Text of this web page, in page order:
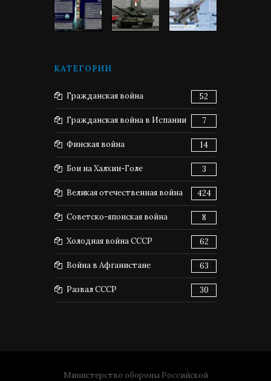
КАТЕГОРИИ
Гражданская война 52
Гражданская война в Испании 7
Финская война 14
Бои на Халхин-Голе 3
Великая отечественная война 424
Советско-японская война 8
Холодная война СССР 62
Война в Афганистане 63
Развал СССР 30
Министерство обороны Российской